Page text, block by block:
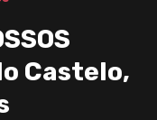
Castelo,